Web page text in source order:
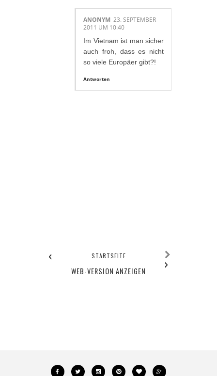
ANONYM 23. SEPTEMBER
2011 UM 10:40
Im Vietnam ist man sicher
auch froh, dass es nicht
so viele Europäer gibt?!
Antworten
‹ ›
STARTSEITE
WEB-VERSION ANZEIGEN